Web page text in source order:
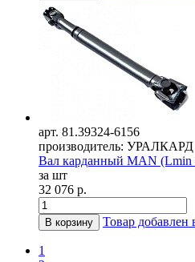
арт. 81.39324-6156
производитель: УРАЛКАРД
Вал карданный MAN (Lmin
за шт
32 076 р.
В корзину Товар добавлен
1